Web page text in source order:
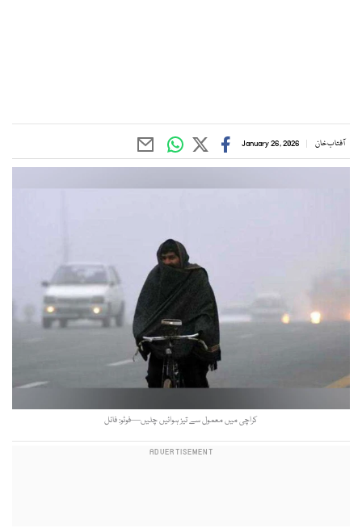
آفتاب خان January 26, 2026
کراچی میں معمول سے تیز ہوائیں چلیں—فوٹو: فائل